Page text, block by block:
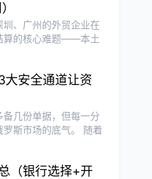
、广州的外贸企业在
算的核心难题——本土
大安全通道让资
几份单据，但每一分
斯市场的底气。 随着
（银行选择+开